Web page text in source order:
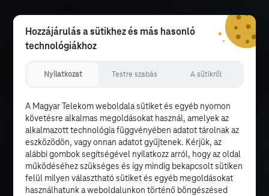
Hozzájárulás a sütikhez és más hasonló
technológiákhoz
Nyilatkozat Testre szabás A sütikről
A Magyar Telekom weboldala sütiket és egyéb nyomon
követésre alkalmas megoldásokat használ, amelyek az
alkalmazott technológia függvényében adatot tárolnak az
eszközödön, vagy onnan adatot gyűjtenek. Kérjük, az
alábbi gombok segítségével nyilatkozz arról, hogy az oldal
működéséhez szükséges és így mindig bekapcsolt sütiken
felül milyen választható sütiket és egyéb megoldásokat
használhatunk a weboldalunkon történő böngészésed